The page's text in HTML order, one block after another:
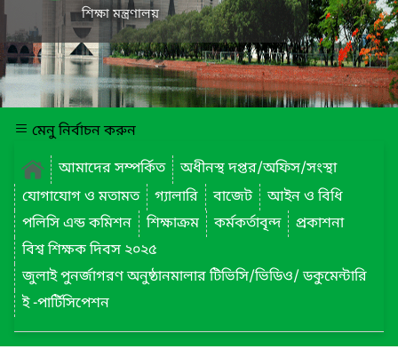
শিক্ষা মন্ত্রণালয়
মেনু নির্বাচন করুন
আমাদের সম্পর্কিত
অধীনস্থ দপ্তর/অফিস/সংস্থা
যোগাযোগ ও মতামত
গ্যালারি বাজেট
আইন ও বিধি
পলিসি এন্ড কমিশন
শিক্ষাক্রম কর্মকর্তাবৃন্দ
প্রকাশনা
বিশ্ব শিক্ষক দিবস ২০২৫
জুলাই পুনর্জাগরণ অনুষ্ঠানমালার টিভিসি/ভিডিও/ ডকুমেন্টারি
ই -পার্টিসিপেশন